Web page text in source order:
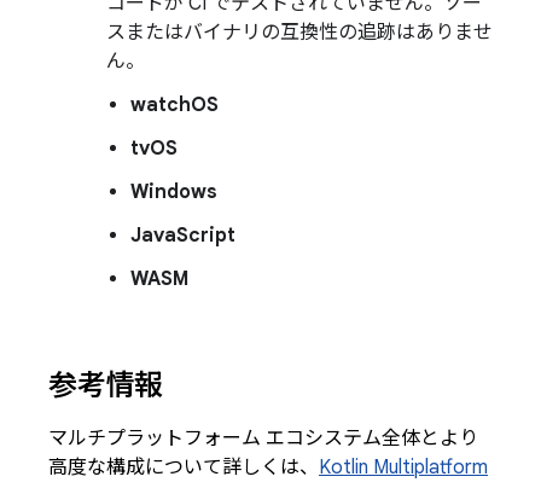
スまたはバイナリの互換性の追跡はありませ
ん。
watchOS
tvOS
Windows
JavaScript
WASM
参考情報
マルチプラットフォーム エコシステム全体とより
高度な構成について詳しくは、 Kotlin Multiplatform